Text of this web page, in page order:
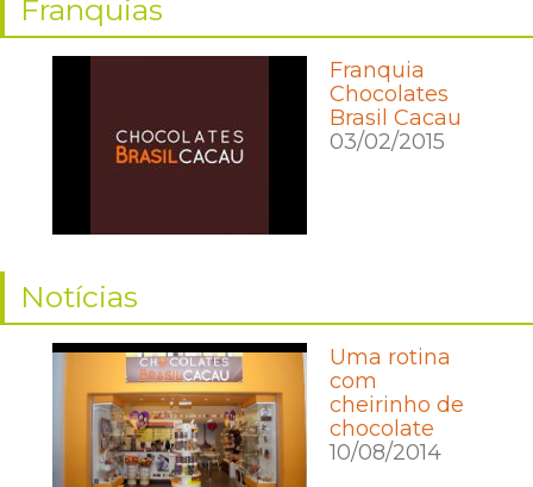
Franquias
Franquia
Chocolates
Brasil Cacau
03/02/2015
Notícias
Uma rotina
com
cheirinho de
chocolate
10/08/2014